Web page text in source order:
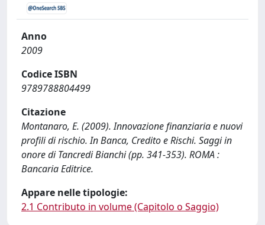
Anno
2009
Codice ISBN
9789788804499
Citazione
Montanaro, E. (2009). Innovazione finanziaria e nuovi
profili di rischio. In Banca, Credito e Rischi. Saggi in
onore di Tancredi Bianchi (pp. 341-353). ROMA :
Bancaria Editrice.
Appare nelle tipologie:
2.1 Contributo in volume (Capitolo o Saggio)